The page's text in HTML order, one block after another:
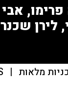
אבי
לירן
מלאות |